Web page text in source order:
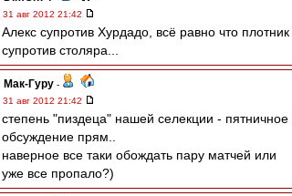
31 авг 2012 21:42
Алекс супротив Хурдадо, всё равно что плотник
супротив столяра...
Мак-Гуру -
31 авг 2012 21:42
степень "пиздеца" нашей селекции - пятничное
обсуждение прям..
наверное все таки обождать пару матчей или
уже все пропало?)